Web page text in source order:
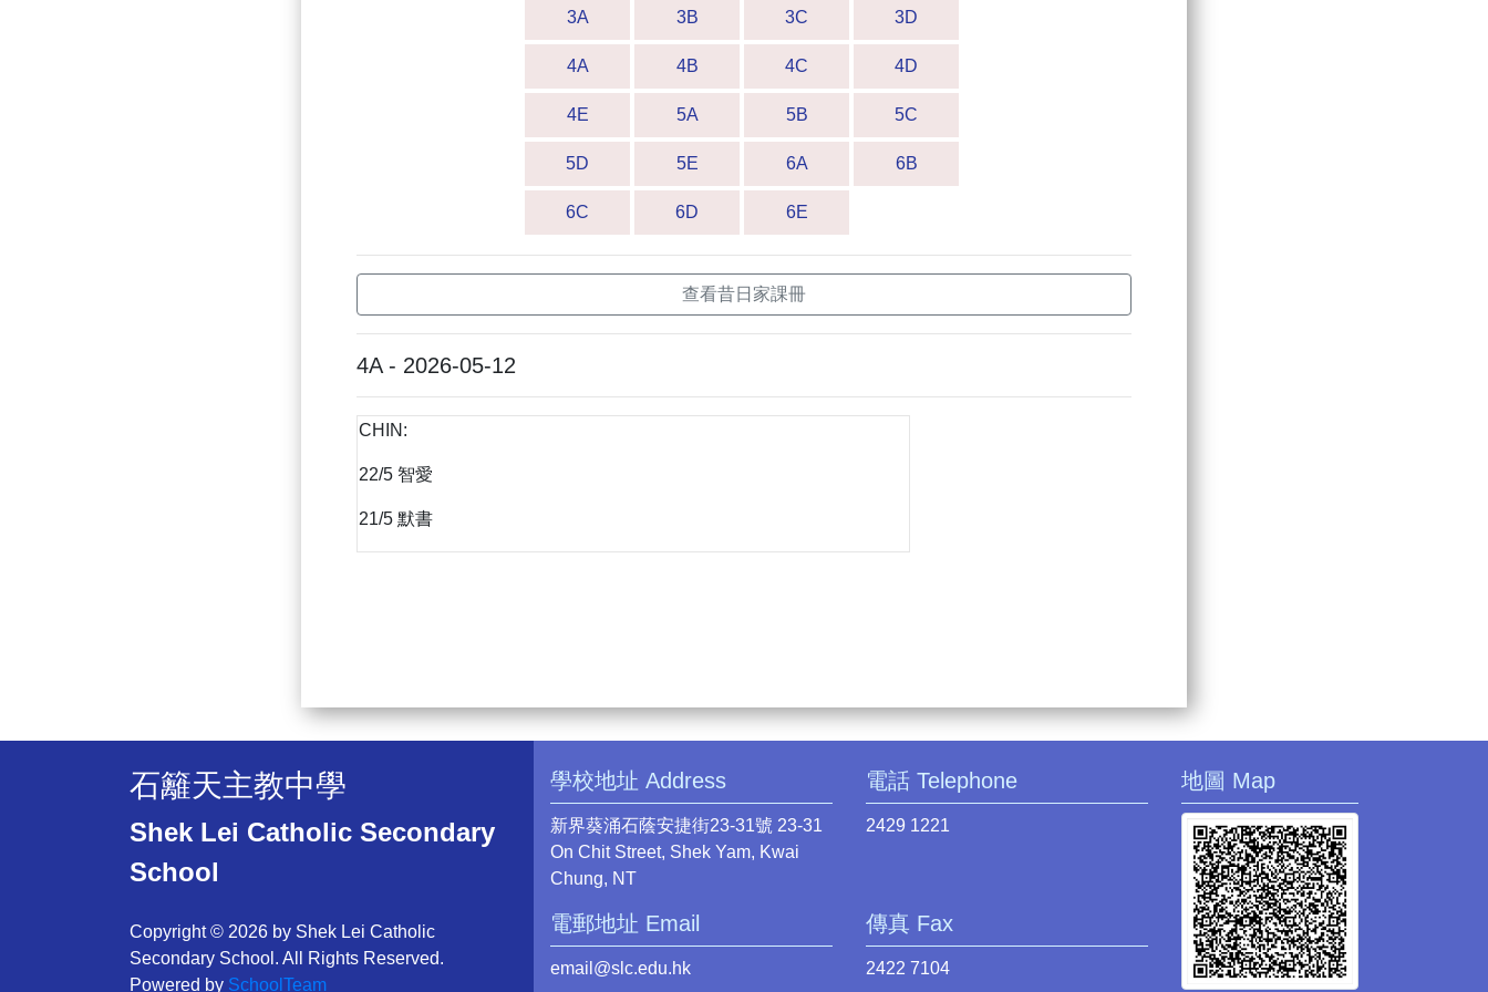
3A 3B 3C 3D
4A 4B 4C 4D
4E 5A 5B 5C
5D 5E 6A 6B
6C 6D 6E
查看昔日家課冊
4A - 2026-05-12
CHIN:
22/5 智愛
21/5 默書
石籬天主教中學
Shek Lei Catholic Secondary
School
Copyright © 2026 by Shek Lei Catholic
Secondary School. All Rights Reserved.
Powered by SchoolTeam
學校地址 Address
新界葵涌石蔭安捷街23-31號 23-31
On Chit Street, Shek Yam, Kwai
Chung, NT
電話 Telephone
2429 1221
電郵地址 Email
email@slc.edu.hk
傳真 Fax
2422 7104
地圖 Map